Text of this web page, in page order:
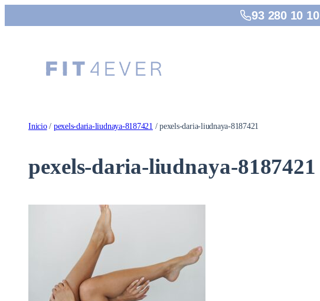
al
93 280 10 10
Inicio/ pexels-daria-liudnaya-8187421 / pexels-daria-liudnaya-8187421
pexels-daria-liudnaya-8187421